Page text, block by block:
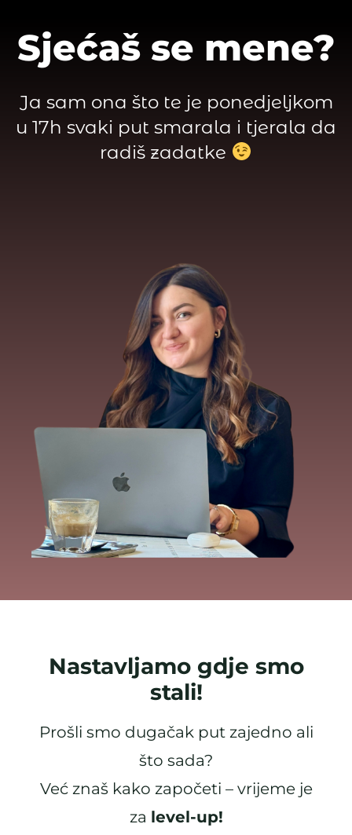
Sjećaš se mene?
Ja sam ona što te je ponedjeljkom
u 17h svaki put smarala i tjerala da
radiš zadatke
Nastavljamo gdje smo
stali!
Prošli smo dugačak put zajedno ali
što sada?
Već znaš kako započeti – vrijeme je
za level-up!